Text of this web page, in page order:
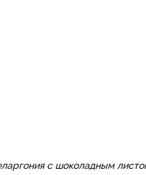
с шоколадным